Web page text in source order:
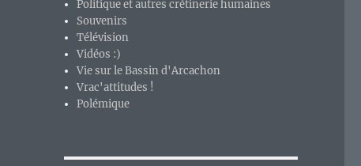
Politique et autres crétinerie humaines
Souvenirs
Télévision
Vidéos :)
Vie sur le Bassin d'Arcachon
Vrac'attitudes !
Polémique